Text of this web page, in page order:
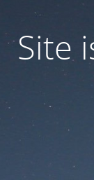
Site